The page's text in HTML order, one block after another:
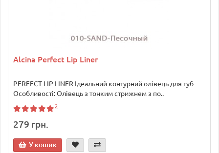
Alcina Perfect Lip Liner
PERFECT LIP LINER Ідеальний контурний олівець для губ
Особливості: Олівець з тонким стрижнем з по..
2
279 грн.
У кошик